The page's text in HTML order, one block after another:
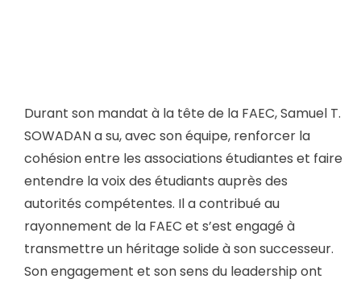
Durant son mandat à la tête de la FAEC, Samuel T.
SOWADAN a su, avec son équipe, renforcer la
cohésion entre les associations étudiantes et faire
entendre la voix des étudiants auprès des
autorités compétentes. Il a contribué au
rayonnement de la FAEC et s’est engagé à
transmettre un héritage solide à son successeur.
Son engagement et son sens du leadership ont